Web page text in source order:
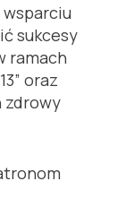
sukcesy
ramach
oraz
zdrowy